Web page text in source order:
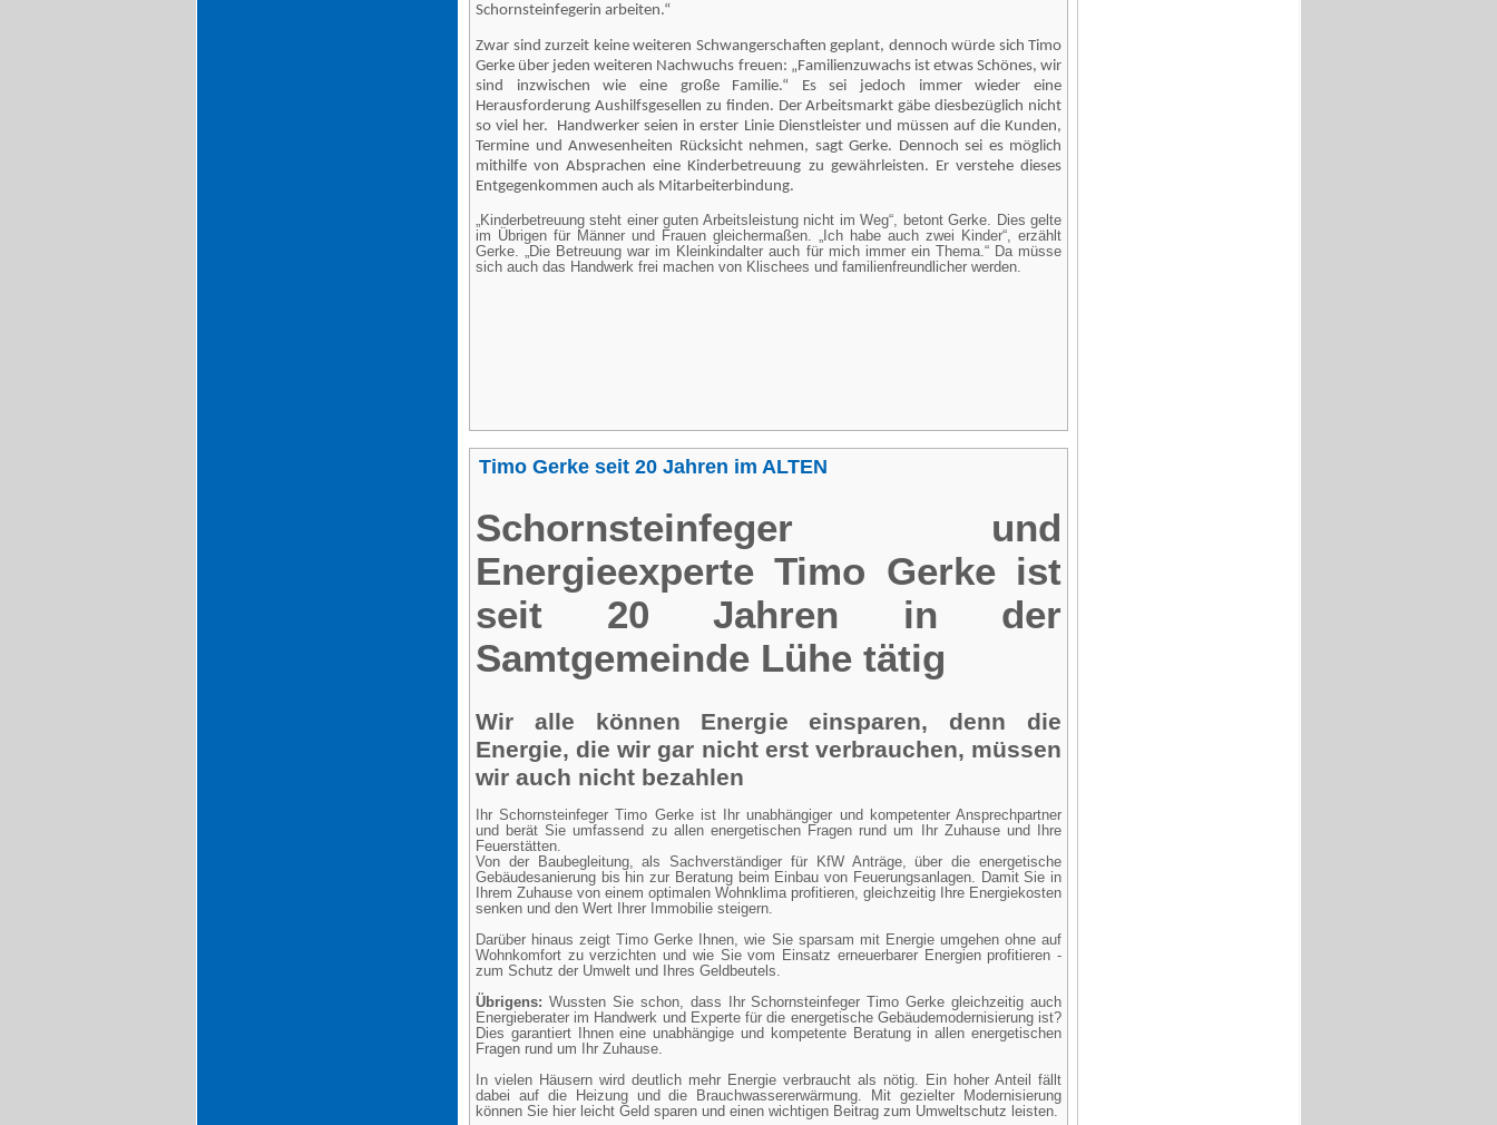
Schornsteinfegerin arbeiten.“
Zwar sind zurzeit keine weiteren Schwangerschaften geplant, dennoch würde sich Timo
Gerke über jeden weiteren Nachwuchs freuen: „Familienzuwachs ist etwas Schönes, wir
sind inzwischen wie eine große Familie.“ Es sei jedoch immer wieder eine
Herausforderung Aushilfsgesellen zu finden. Der Arbeitsmarkt gäbe diesbezüglich nicht
so viel her. Handwerker seien in erster Linie Dienstleister und müssen auf die Kunden,
Termine und Anwesenheiten Rücksicht nehmen, sagt Gerke. Dennoch sei es möglich
mithilfe von Absprachen eine Kinderbetreuung zu gewährleisten. Er verstehe dieses
Entgegenkommen auch als Mitarbeiterbindung.
„Kinderbetreuung steht einer guten Arbeitsleistung nicht im Weg“, betont Gerke. Dies gelte
im Übrigen für Männer und Frauen gleichermaßen. „Ich habe auch zwei Kinder“, erzählt
Gerke. „Die Betreuung war im Kleinkindalter auch für mich immer ein Thema.“ Da müsse
sich auch das Handwerk frei machen von Klischees und familienfreundlicher werden.
Timo Gerke seit 20 Jahren im ALTEN
Schornsteinfeger und
Energieexperte Timo Gerke ist
seit 20 Jahren in der
Samtgemeinde Lühe tätig
Wir alle können Energie einsparen, denn die
Energie, die wir gar nicht erst verbrauchen, müssen
wir auch nicht bezahlen
Ihr Schornsteinfeger Timo Gerke ist Ihr unabhängiger und kompetenter Ansprechpartner
und berät Sie umfassend zu allen energetischen Fragen rund um Ihr Zuhause und Ihre
Feuerstätten.
Von der Baubegleitung, als Sachverständiger für KfW Anträge, über die energetische
Gebäudesanierung bis hin zur Beratung beim Einbau von Feuerungsanlagen. Damit Sie in
Ihrem Zuhause von einem optimalen Wohnklima profitieren, gleichzeitig Ihre Energiekosten
senken und den Wert Ihrer Immobilie steigern.
Darüber hinaus zeigt Timo Gerke Ihnen, wie Sie sparsam mit Energie umgehen ohne auf
Wohnkomfort zu verzichten und wie Sie vom Einsatz erneuerbarer Energien profitieren -
zum Schutz der Umwelt und Ihres Geldbeutels.
Übrigens: Wussten Sie schon, dass Ihr Schornsteinfeger Timo Gerke gleichzeitig auch
Energieberater im Handwerk und Experte für die energetische Gebäudemodernisierung ist?
Dies garantiert Ihnen eine unabhängige und kompetente Beratung in allen energetischen
Fragen rund um Ihr Zuhause.
In vielen Häusern wird deutlich mehr Energie verbraucht als nötig. Ein hoher Anteil fällt
dabei auf die Heizung und die Brauchwassererwärmung. Mit gezielter Modernisierung
können Sie hier leicht Geld sparen und einen wichtigen Beitrag zum Umweltschutz leisten.